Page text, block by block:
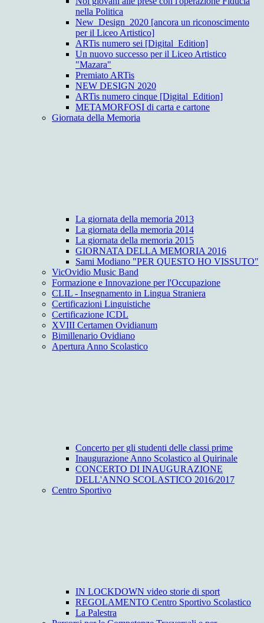
nella Politica
New_Design_2020 [ancora un riconoscimento
per il Liceo Artistico]
ARTis numero sei [Digital_Edition]
Un nuovo successo per il Liceo Artistico
"Mazara"
Premiato ARTis
NEW DESIGN 2020
ARTis numero cinque [Digital_Edition]
METAMORFOSI di carta e cartone
Giornata della Memoria
La giornata della memoria 2013
La giornata della memoria 2014
La giornata della memoria 2015
GIORNATA DELLA MEMORIA 2016
Sami Modiano "PER QUESTO HO VISSUTO"
VicOvidio Music Band
Formazione e Innovazione per l'Occupazione
CLIL - Insegnamento in Lingua Straniera
Certificazioni Linguistiche
Certificazione ICDL
XVIII Certamen Ovidianum
Bimillenario Ovidiano
Apertura Anno Scolastico
Concerto per gli studenti delle classi prime
Inaugurazione Anno Scolastico al Quirinale
CONCERTO DI INAUGURAZIONE
DELL'ANNO SCOLASTICO 2016/2017
Centro Sportivo
IN LOCKDOWN video storie di sport
REGOLAMENTO Centro Sportivo Scolastico
La Palestra